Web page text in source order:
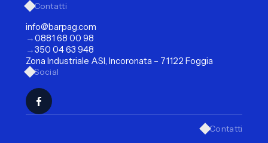
Contatti
info@barpag.com
→0881 68 00 98
→350 04 63 948
Zona Industriale ASI, Incoronata – 71122 Foggia
Social
Contatti